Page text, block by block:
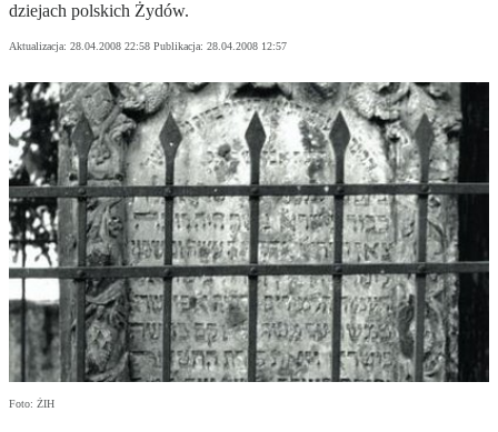
dziejach polskich Żydów.
Aktualizacja: 28.04.2008 22:58 Publikacja: 28.04.2008 12:57
Foto: ŻIH